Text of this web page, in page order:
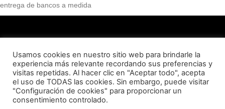
entrega de bancos a medida
QUIENES SOMOS CONTACTO AVISO LEGAL
POLITICA DE PRIVACIDAD
Usamos cookies en nuestro sitio web para brindarle la
experiencia más relevante recordando sus preferencias y
visitas repetidas. Al hacer clic en "Aceptar todo", acepta
el uso de TODAS las cookies. Sin embargo, puede visitar
"Configuración de cookies" para proporcionar un
consentimiento controlado.